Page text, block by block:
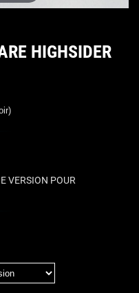
HIGHSIDER
VERSION POUR